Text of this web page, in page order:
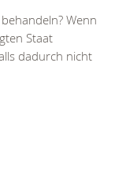
Wenn
Staat
dadurch nicht